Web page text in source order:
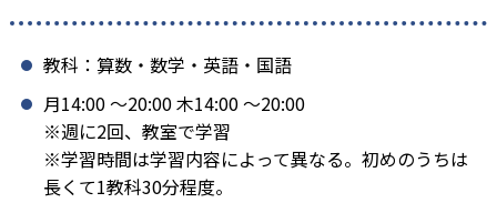
教科：算数・数学・英語・国語
月14:00 〜20:00 木14:00 〜20:00
※週に2回、教室で学習
※学習時間は学習内容によって異なる。初めのうちは
長くて1教科30分程度。